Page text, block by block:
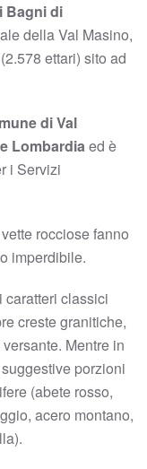
Bagni di
della Val Masino,
(2.578 ettari) sito ad
di Val
Lombardiaed è
i Servizi
rocciose fanno
imperdibile.
caratteri classici
creste granitiche,
Mentre in
porzioni
(abete rosso,
acero montano,